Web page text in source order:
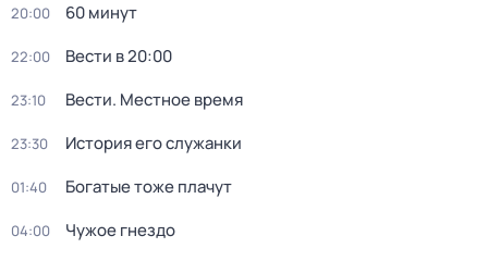
20:00 60 минут
22:00 Вести в 20:00
23:10 Вести. Местное время
23:30 История его служанки
01:40 Богатые тоже плачут
04:00 Чужое гнездо